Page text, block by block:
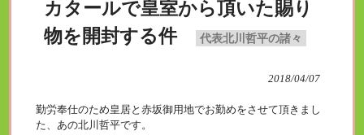
カタールで皇室から頂いた賜り
物を開封する件
代表北川哲平の諸々
2018/04/07
勤労奉仕のため皇居と赤坂御用地でお勤めをさせて頂きまし
た、あの北川哲平です。